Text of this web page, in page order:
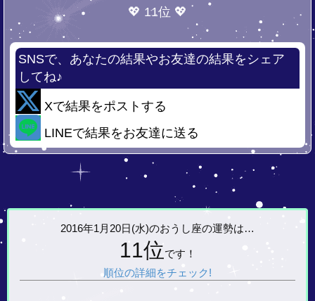
💖 11位 💖
SNSで、あなたの結果やお友達の結果をシェア
してね♪
Xで結果をポストする
LINEで結果をお友達に送る
2016年1月20日(水)のおうし座の運勢は…
11位です！
順位の詳細をチェック!